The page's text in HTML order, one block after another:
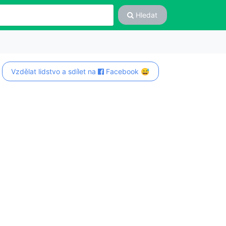
Hledat
Vzdělat lidstvo a sdílet na Facebook 😅